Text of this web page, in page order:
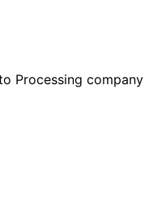
Processing company